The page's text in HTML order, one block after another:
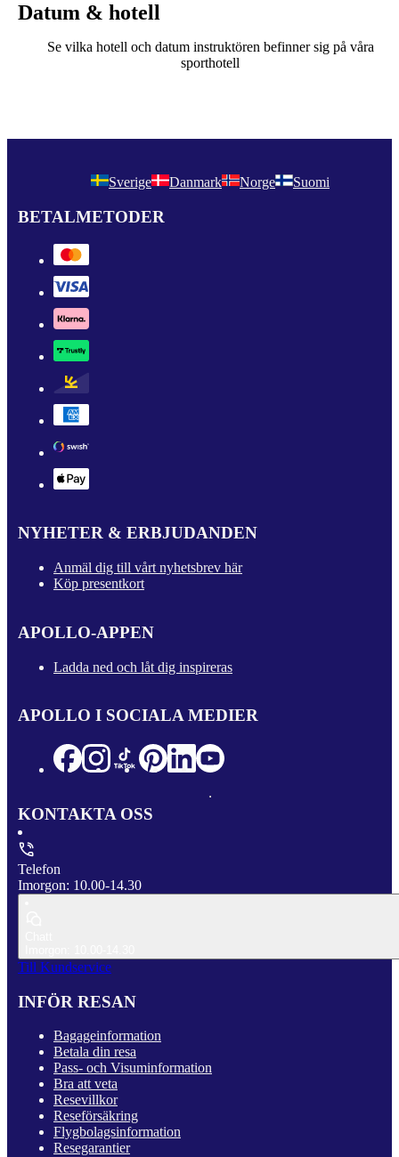
Datum & hotell
Se vilka hotell och datum instruktören befinner sig på våra
sporthotell
Sverige Danmark Norge Suomi
BETALMETODER
NYHETER & ERBJUDANDEN
Anmäl dig till vårt nyhetsbrev här
Köp presentkort
APOLLO-APPEN
Ladda ned och låt dig inspireras
APOLLO I SOCIALA MEDIER
KONTAKTA OSS
Telefon
Imorgon: 10.00-14.30
Till Kundservice
INFÖR RESAN
Bagageinformation
Betala din resa
Pass- och Visuminformation
Bra att veta
Resevillkor
Reseförsäkring
Flygbolagsinformation
Resegarantier